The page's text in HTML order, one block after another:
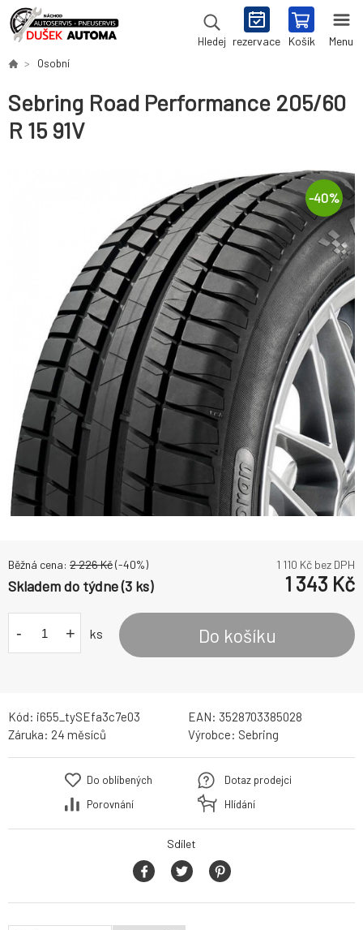
Hledej rezervace Košík Menu
Osobní
Sebring Road Performance 205/60
R 15 91V
-40%
Běžná cena: 2 226Kč(-40%) 1 110 Kč bez DPH
Skladem do týdne (3 ks) 1 343 Kč
- + ks Do košíku
Kód: i655_tySEfa3c7e03 EAN: 3528703385028
Záruka: 24 měsíců Výrobce: Sebring
Do oblíbených
Porovnání
Dotaz prodejci
Hlídání
Sdílet